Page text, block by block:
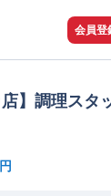
会員登
】調理スタ